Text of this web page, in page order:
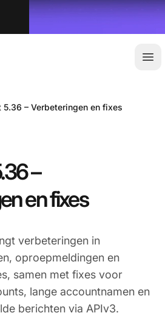
5.36 – Verbeteringen en fixes
–
en fixes
verbeteringen in
oproepmeldingen en
samen met fixes voor
lange accountnamen en
berichten via APIv3.